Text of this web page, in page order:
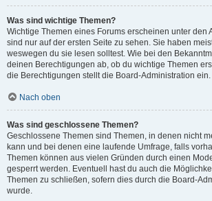
Was sind wichtige Themen?
Wichtige Themen eines Forums erscheinen unter den
sind nur auf der ersten Seite zu sehen. Sie haben
weswegen du sie lesen solltest. Wie bei den
deinen Berechtigungen ab, ob du wichtige Themen
die Berechtigungen stellt die Board-Administration ein.
Nach oben
Was sind geschlossene Themen?
Geschlossene Themen sind Themen, in denen nicht
kann und bei denen eine laufende Umfrage, falls
Themen können aus vielen Gründen durch einen
gesperrt werden. Eventuell hast du auch die
Themen zu schließen, sofern dies durch die Board-
wurde.